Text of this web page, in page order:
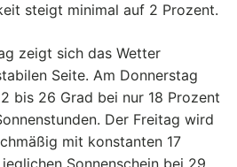
steigt minimal auf 2 Prozent.
zeigt sich das Wetter
Seite. Am Donnerstag
bis 26 Grad bei nur 18 Prozent
Der Freitag wird
mit konstanten 17